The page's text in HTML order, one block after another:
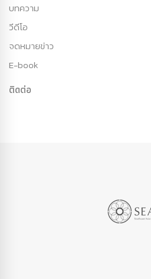
บทความ
วีดีโอ
จดหมายข่าว
E-book
ติดต่อ